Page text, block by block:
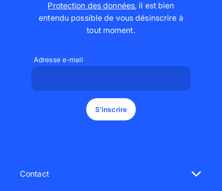
Protection des données, il est bien
entendu possible de vous désinscrire à
tout moment.
Adresse e-mail
S'inscrire
Contact